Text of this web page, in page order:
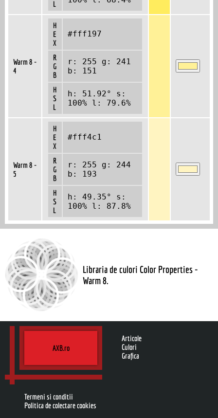
L
Warm 8 -
4
H
E
X
#fff197
R
G
B
r: 255 g: 241
b: 151
H
S
L
h: 51.92° s:
100% l: 79.6%
Warm 8 -
5
H
E
X
#fff4c1
R
G
B
r: 255 g: 244
b: 193
H
S
L
h: 49.35° s:
100% l: 87.8%
Libraria de culori Color Properties -
Warm 8.
AXB.ro
Articole
Culori
Grafica
Termeni si conditii
Politica de colectare cookies